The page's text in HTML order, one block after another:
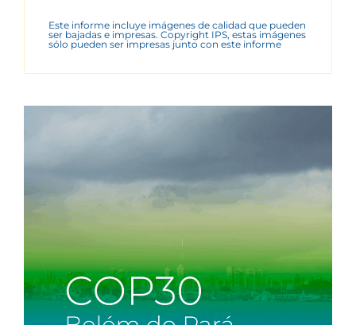
Este informe incluye imágenes de calidad que pueden
ser bajadas e impresas. Copyright IPS, estas imágenes
sólo pueden ser impresas junto con este informe